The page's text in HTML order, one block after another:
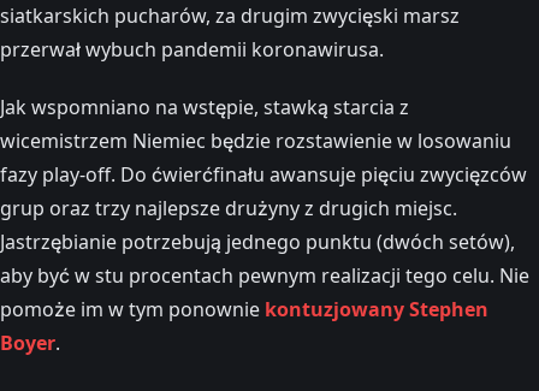
siatkarskich pucharów, za drugim zwycięski marsz
przerwał wybuch pandemii koronawirusa.
Jak wspomniano na wstępie, stawką starcia z
wicemistrzem Niemiec będzie rozstawienie w losowaniu
fazy play-off. Do ćwierćfinału awansuje pięciu zwycięzców
grup oraz trzy najlepsze drużyny z drugich miejsc.
Jastrzębianie potrzebują jednego punktu (dwóch setów),
aby być w stu procentach pewnym realizacji tego celu. Nie
pomoże im w tym ponownie kontuzjowany Stephen
Boyer.